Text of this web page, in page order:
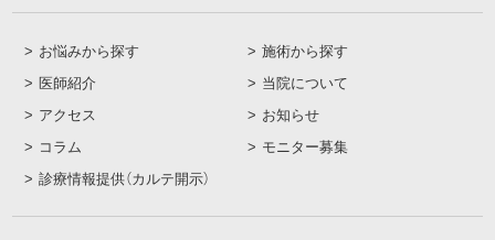
お悩みから探す
施術から探す
医師紹介
当院について
アクセス
お知らせ
コラム
モニター募集
診療情報提供（カルテ開示）